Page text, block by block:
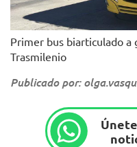
Primer bus biarticulado a
Trasmilenio
Publicado por: